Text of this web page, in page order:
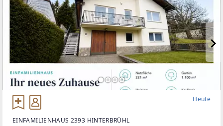
Heute
EINFAMILIENHAUS 2393 HINTERBRÜHL